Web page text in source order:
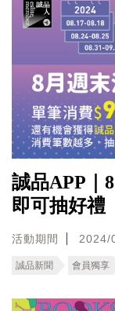
誠品APP｜
即可抽好禮
活動期間 2024/
誠品新聞 會員獨享